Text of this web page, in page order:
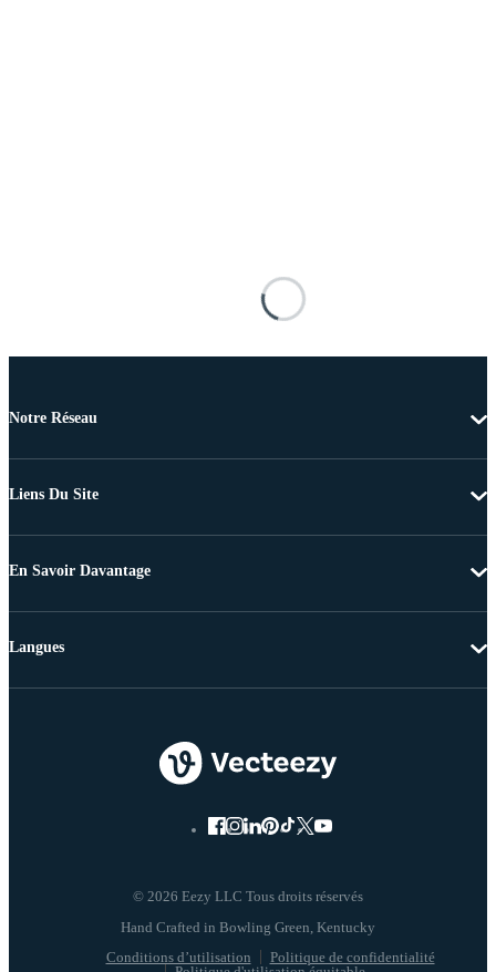
Notre Réseau
Liens Du Site
En Savoir Davantage
© 2026 Eezy LLC Tous droits réservés
Conditions d’utilisation
Politique de confidentialité
Langues